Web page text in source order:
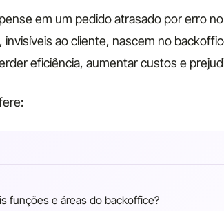
em um pedido atrasado por erro
invisíveis ao cliente, nascem no
eficiência, aumentar custos e
funções e áreas do backoffice?